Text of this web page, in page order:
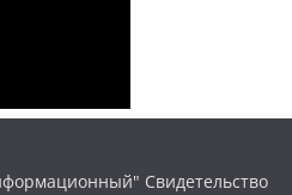
Свидетельство